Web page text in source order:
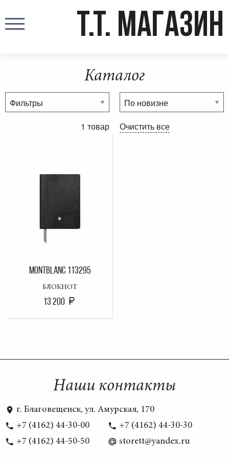
T.T. МАГАЗИН
Каталог
1 товар Очистить все
MONTBLANC 113295
БЛОКНОТ
13 200
Наши контакты
г. Благовещенск, ул. Амурская, 170
+7 (4162) 44-30-00
+7 (4162) 44-30-30
+7 (4162) 44-50-50
storett@yandex.ru